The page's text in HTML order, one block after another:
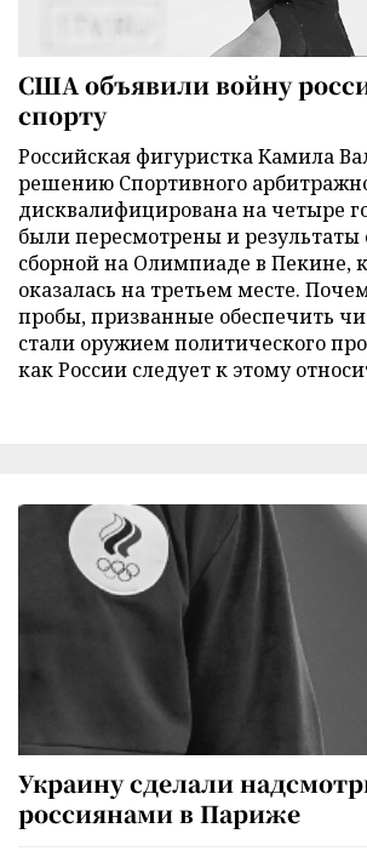
США объявили войну
спорту
Российская фигуристка Камила
решению Спортивного
дисквалифицирована на четыре
были пересмотрены и результаты
сборной на Олимпиаде в Пекине,
оказалась на третьем месте.
пробы, призванные обеспечить
стали оружием политического
как России следует к этому
Украину сделали
россиянами в Париже